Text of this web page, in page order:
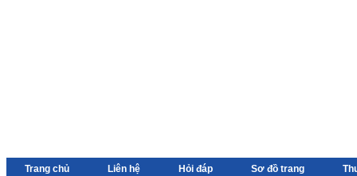
Trang chủ Liên hệ Hỏi đáp Sơ đồ trang